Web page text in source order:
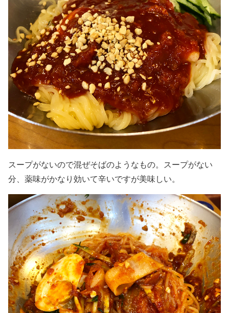
スープがないので混ぜそばのようなもの。スープがない
分、薬味がかなり効いて辛いですが美味しい。